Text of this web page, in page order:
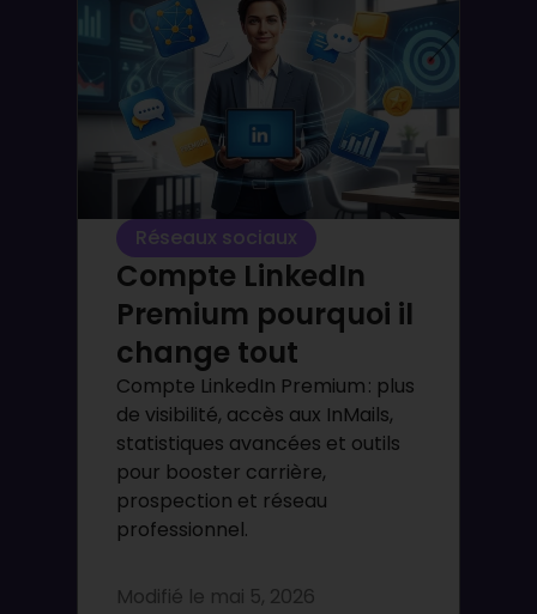
Réseaux sociaux
Compte LinkedIn
Premium pourquoi il
change tout
Compte LinkedIn Premium : plus
de visibilité, accès aux InMails,
statistiques avancées et outils
pour booster carrière,
prospection et réseau
professionnel.
Modifié le mai 5, 2026